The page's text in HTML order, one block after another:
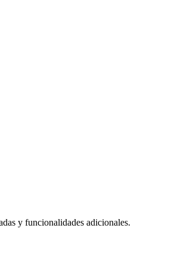
y funcionalidades adicionales.